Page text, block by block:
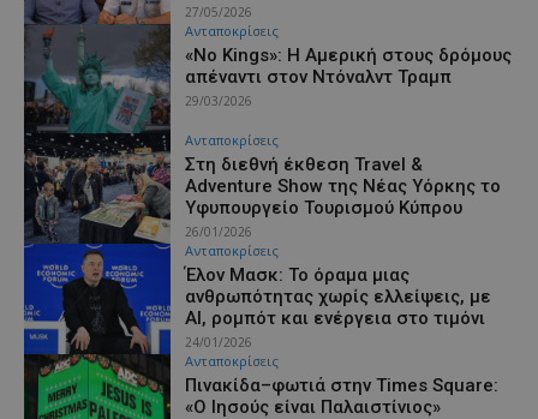
27/05/2026
Ανταποκρίσεις
«No Kings»: Η Αμερική στους δρόμους
απέναντι στον Ντόναλντ Τραμπ
29/03/2026
Ανταποκρίσεις
Στη διεθνή έκθεση Travel &
Adventure Show της Νέας Υόρκης το
Υφυπουργείο Τουρισμού Κύπρου
26/01/2026
Ανταποκρίσεις
Έλον Μασκ: Το όραμα μιας
ανθρωπότητας χωρίς ελλείψεις, με
AI, ρομπότ και ενέργεια στο τιμόνι
24/01/2026
Ανταποκρίσεις
Πινακίδα–φωτιά στην Times Square:
«Ο Ιησούς είναι Παλαιστίνιος»